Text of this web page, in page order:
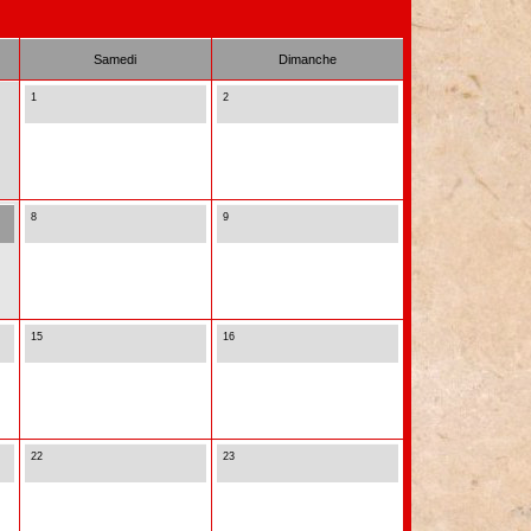
Samedi Dimanche
1 2
8 9
15 16
22 23